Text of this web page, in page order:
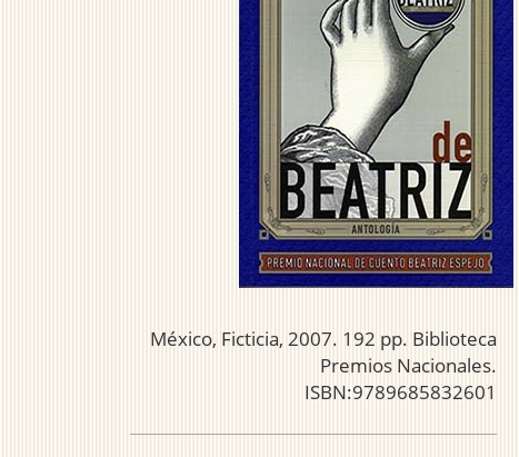
México, Ficticia, 2007. 192 pp. Biblioteca
Premios Nacionales.
ISBN:9789685832601